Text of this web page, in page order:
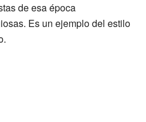
de esa época
Es un ejemplo del estilo